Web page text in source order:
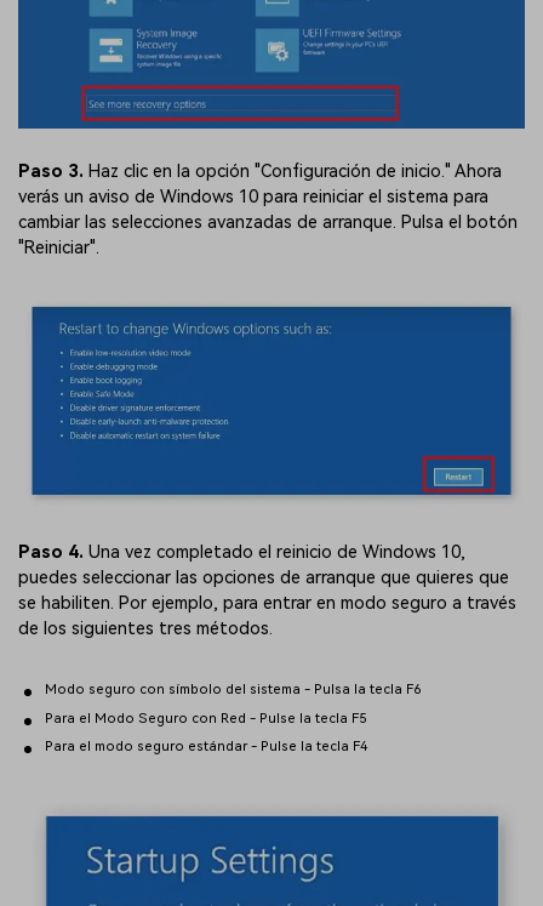
Paso 3. Haz clic en la opción "Configuración de inicio." Ahora
verás un aviso de Windows 10 para reiniciar el sistema para
cambiar las selecciones avanzadas de arranque. Pulsa el botón
"Reiniciar".
Paso 4. Una vez completado el reinicio de Windows 10,
puedes seleccionar las opciones de arranque que quieres que
se habiliten. Por ejemplo, para entrar en modo seguro a través
de los siguientes tres métodos.
Modo seguro con símbolo del sistema - Pulsa la tecla F6
Para el Modo Seguro con Red - Pulse la tecla F5
Para el modo seguro estándar - Pulse la tecla F4